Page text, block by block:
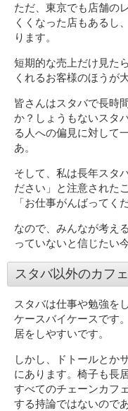
ただ、東京でも店舗の
くくなった店もあるし
ります。
短期的な売上だけ見た
くれるお客様のほうが
皆さんはスタバで長時
か？しょうもないスタ
る人への偏見に対して
あ。
そして、私は長年スタ
ださい」と注意された
「お仕事がんばってく
なので、みんなが考え
っていないと信じたい
スタバ以外のカフ
スタバは仕事や勉強を
ケースバイケースです
居をしやすいです。
しかし、ドトールとか
にあります。椅子も長
すべてのチェーンカフ
する持論ではないので